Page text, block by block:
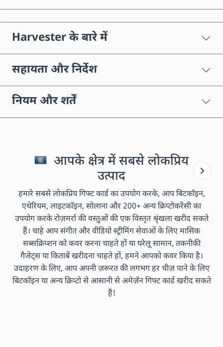
Harvester के बारे में
सहायता और निर्देश
नियम और शर्तें
आपके क्षेत्र में सबसे लोकप्रिय
उत्पाद
हमारे सबसे लोकप्रिय गिफ्ट कार्ड का उपयोग करके, आप बिटकॉइन,
एथेरियम, लाइटकॉइन, सोलाना और 200+ अन्य क्रिप्टोकरेंसी का
उपयोग करके रोज़मर्रा की वस्तुओं की एक विस्तृत श्रृंखला खरीद सकते
हैं। चाहे आप संगीत और वीडियो स्ट्रीमिंग सेवाओं के लिए मासिक
सब्सक्रिप्शन को कवर करना चाहते हों या घरेलू सामान, तकनीकी
गैजेट्स या किताबें खरीदना चाहते हों, हमने आपको कवर किया है।
उदाहरण के लिए, आप अपनी ज़रूरत की लगभग हर चीज़ पाने के लिए
बिटकॉइन या अन्य क्रिप्टो से आसानी से अमेज़ॅन गिफ्ट कार्ड खरीद सकते
हैं!